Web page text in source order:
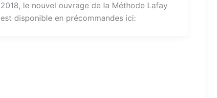
2018, le nouvel ouvrage de la Méthode Lafay
est disponible en précommandes ici: